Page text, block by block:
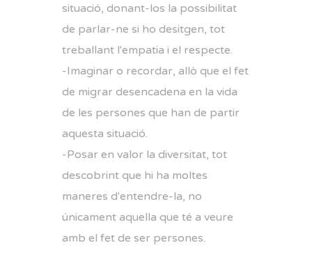
situació, donant-los la possibilitat
de parlar-ne si ho desitgen, tot
treballant l'empatia i el respecte.
-Imaginar o recordar, allò que el fet
de migrar desencadena en la vida
de les persones que han de partir
aquesta situació.
-Posar en valor la diversitat, tot
descobrint que hi ha moltes
maneres d'entendre-la, no
únicament aquella que té a veure
amb el fet de ser persones.